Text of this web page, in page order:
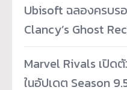
Ubisoft ฉลองครบร
Clancy’s Ghost
Marvel Rivals เปิด
ในอัปเดต Season